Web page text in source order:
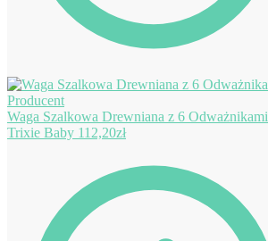
Waga Szalkowa Drewniana z 6 Odważnikami
Trixie Baby 112,20zł